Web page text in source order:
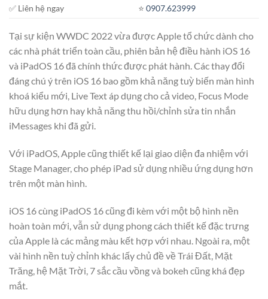
✅ Liên hệ ngay
⭐️0907.623999
Tại sự kiện WWDC 2022 vừa được Apple tổ chức dành cho
các nhà phát triển toàn cầu, phiên bản hệ điều hành iOS 16
và iPadOS 16 đã chính thức được phát hành. Các thay đổi
đáng chú ý trên iOS 16 bao gồm khả năng tuỳ biến màn hình
khoá kiểu mới, Live Text áp dụng cho cả video, Focus Mode
hữu dụng hơn hay khả năng thu hồi/chỉnh sửa tin nhắn
iMessages khi đã gửi.
Với iPadOS, Apple cũng thiết kế lại giao diện đa nhiệm với
Stage Manager, cho phép iPad sử dụng nhiều ứng dụng hơn
trên một màn hình.
iOS 16 cùng iPadOS 16 cũng đi kèm với một bộ hình nền
hoàn toàn mới, vẫn sử dụng phong cách thiết kế đặc trưng
của Apple là các mảng màu kết hợp với nhau. Ngoài ra, một
vài hình nền tuỳ chỉnh khác lấy chủ đề về Trái Đất, Mặt
Trăng, hệ Mặt Trời, 7 sắc cầu vồng và bokeh cũng khá đẹp
mắt.